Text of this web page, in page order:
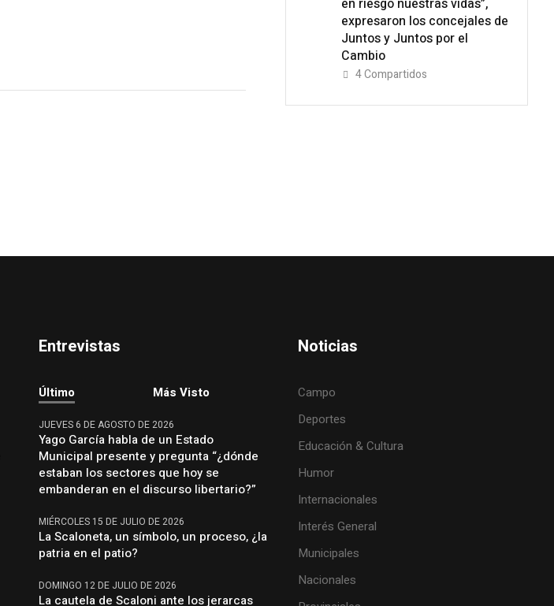
en riesgo nuestras vidas”,
expresaron los concejales de
Juntos y Juntos por el
Cambio
4Compartidos
Entrevistas
Último Más Visto
JUEVES 6 DE AGOSTO DE 2026
Yago García habla de un Estado
Municipal presente y pregunta “¿dónde
estaban los sectores que hoy se
embanderan en el discurso libertario?”
MIÉRCOLES 15 DE JULIO DE 2026
La Scaloneta, un símbolo, un proceso, ¿la
patria en el patio?
DOMINGO 12 DE JULIO DE 2026
La cautela de Scaloni ante los jerarcas
Noticias
Campo
Deportes
Educación & Cultura
Humor
Internacionales
Interés General
Municipales
Nacionales